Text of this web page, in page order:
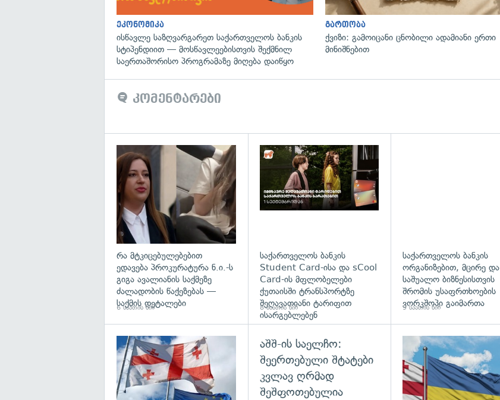
ეკონომიკა
ისწავლე საზღვარგარეთ საქართველოს ბანკის
სტიპენდიით — მოსწავლეებისთვის შექმნილ
საერთაშორისო პროგრამაზე მიღება დაიწყო
გართობა
ქვიზი: გამოიცანი ცნობილი ადამიანი ერთი
მინიშნებით
კომენტარები
გადახედვა
რა მტკიცებულებებით
ედავება პროკურატურა ნ.ი.-ს
გიგა ავალიანის საქმეზე
ძალადობის წაქეზებას —
საქმის დეტალები
6 საათის წინ
საქართველოს ბანკის
Student Card-ისა და sCool
Card-ის მფლობელები
ქუთაისში ტრანსპორტზე
შეღავათიანი ტარიფით
ისარგებლებენ
8 საათის წინ
საქართველოს ბანკის
ორგანიზებით, მცირე და
საშუალო ბიზნესისთვის
შრომის უსაფრთხოების
ვორკშოპი გაიმართა
9 საათის წინ
გადახედვა
აშშ-ის საელჩო:
შეერთებული შტატები
კვლავ ღრმად
შეშფოთებულია